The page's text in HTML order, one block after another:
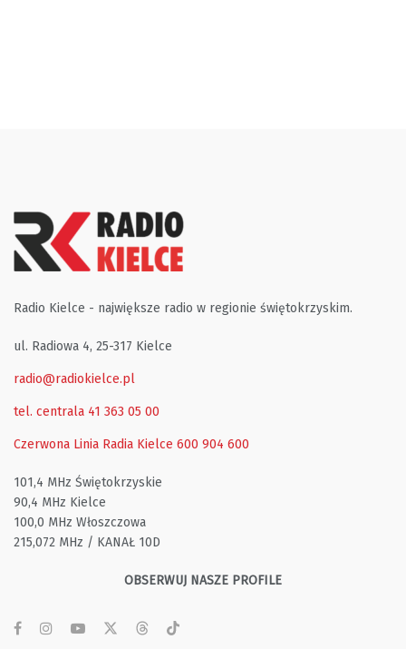
Radio Kielce - największe radio w regionie świętokrzyskim.
ul. Radiowa 4, 25-317 Kielce
radio@radiokielce.pl
tel. centrala 41 363 05 00
Czerwona Linia Radia Kielce 600 904 600
101,4 MHz Świętokrzyskie
90,4 MHz Kielce
100,0 MHz Włoszczowa
215,072 MHz / KANAŁ 10D
OBSERWUJ NASZE PROFILE